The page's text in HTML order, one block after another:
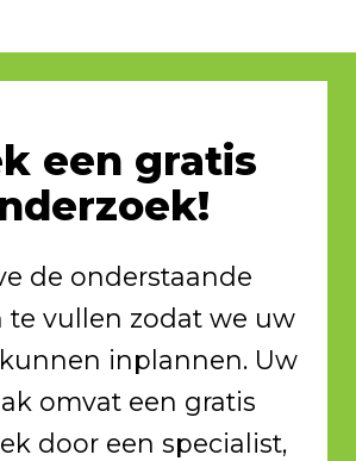
een gratis
de onderstaande
te vullen zodat we uw
inplannen. Uw
omvat een gratis
door een specialist,